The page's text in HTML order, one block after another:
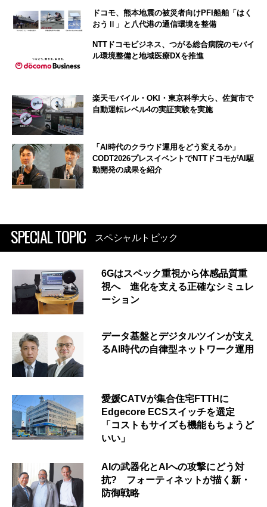
ドコモ、熊本地震の被災者向けPFI船舶「はく
おうⅡ」と八代港の通信環境を整備
NTTドコモビジネス、つがる総合病院のモバイ
ル環境整備と地域医療DXを推進
楽天モバイル・OKI・東京科学大ら、佐賀市で
自動運転レベル4の実証実験を実施
「AI時代のクラウド運用をどう変えるか」
CODT2026プレスイベントでNTTドコモがAI駆
動開発の成果を紹介
SPECIAL TOPIC スペシャルトピック
6Gはスペック重視から体感品質重
視へ 進化を支える正確なシミュレ
ーション
データ基盤とデジタルツインが支え
るAI時代の自律型ネットワーク運用
愛媛CATVが集合住宅FTTHに
Edgecore ECSスイッチを選定
「コストもサイズも機能もちょうど
いい」
AIの武器化とAIへの攻撃にどう対
抗? フォーティネットが描く新・
防御戦略